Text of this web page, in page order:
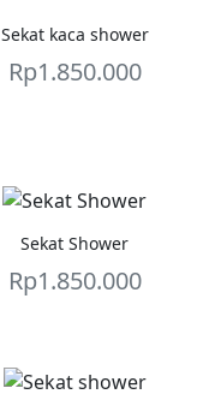
Sekat kaca shower
Rp1.850.000
Sekat Shower
Rp1.850.000